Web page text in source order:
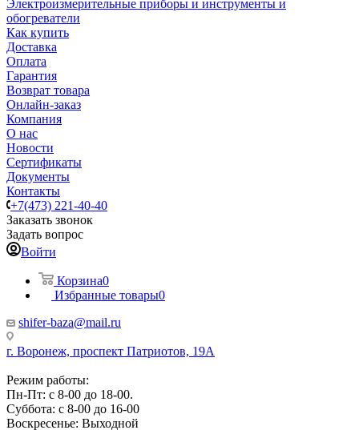
Электроизмерительные приборы и инструменты и
обогреватели
Как купить
Доставка
Оплата
Гарантия
Возврат товара
Онлайн-заказ
Компания
О нас
Новости
Сертификаты
Документы
Контакты
+7(473) 221-40-40
Заказать звонок
Задать вопрос
Войти
Корзина0
Избранные товары0
shifer-baza@mail.ru
г. Воронеж, проспект Патриотов, 19А
Режим работы:
Пн-Пт: с 8-00 до 18-00.
Суббота: с 8-00 до 16-00
Воскресенье: Выходной